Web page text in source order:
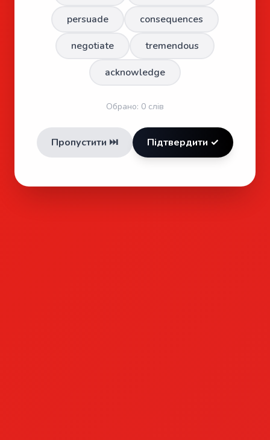
persuade
consequences
negotiate
tremendous
acknowledge
Обрано: 0 слів
Пропустити ⏭️ Підтвердити ✓